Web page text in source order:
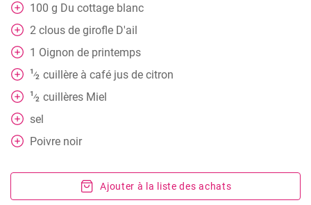
100 g Du cottage blanc
2 clous de girofle D'ail
1 Oignon de printemps
1⁄2 cuillère à café jus de citron
1⁄2 cuillères Miel
sel
Poivre noir
Ajouter à la liste des achats